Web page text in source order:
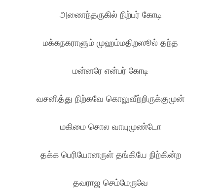
அணைந்தருகில் நிற்பர் கோடி
மக்கநகராளும் முஹம்மதிறஸூல் தந்த
மன்னரே என்பர் கோடி
வசனித்து நிற்கவே கொலுவீற்றிருக்குமுன்
மகிமை சொல வாயுமுண்டோ
தக்க பெரியோனருள் தங்கியே நிற்கின்ற
தவராஜ செம்மேருவே